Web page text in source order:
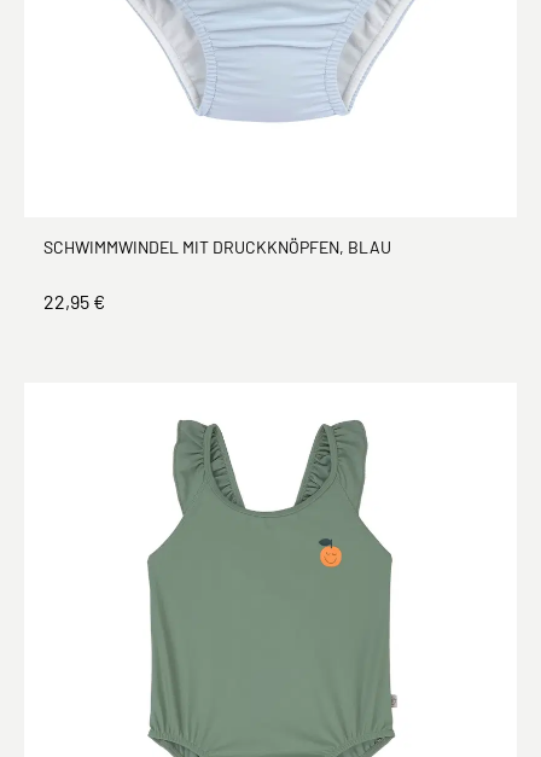
SCHWIMMWINDEL MIT DRUCKKNÖPFEN, BLAU
22,95 €